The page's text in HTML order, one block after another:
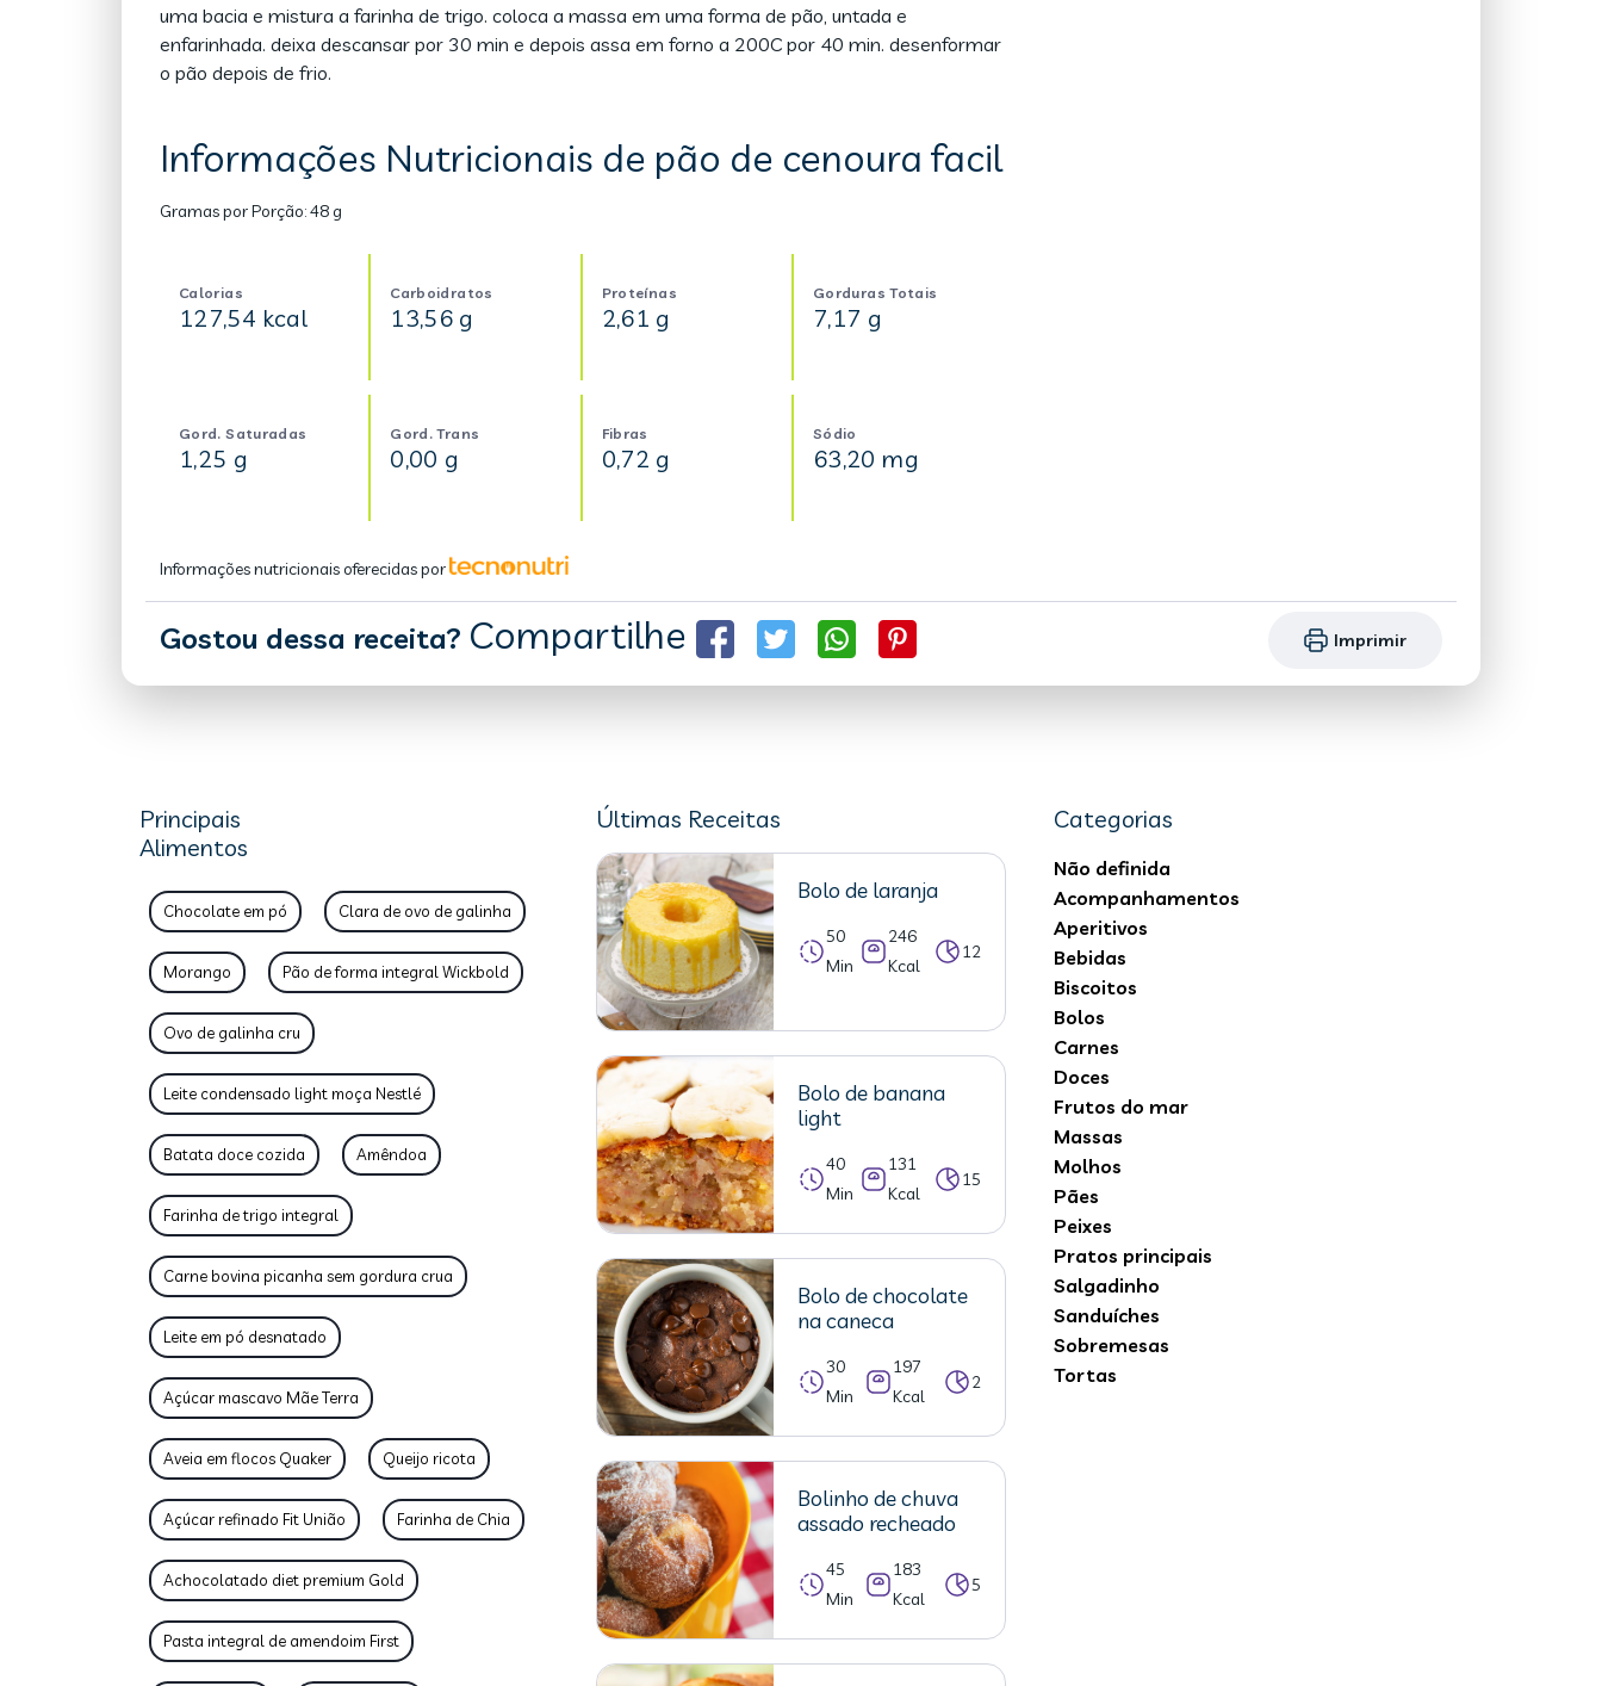
uma bacia e mistura a farinha de trigo. coloca a massa em uma forma de pão, untada e
enfarinhada. deixa descansar por 30 min e depois assa em forno a 200C por 40 min. desenformar
o pão depois de frio.
Informações Nutricionais de pão de cenoura facil
Gramas por Porção:48 g
Calorias
127,54 kcal
Carboidratos
13,56 g
Proteínas
2,61 g
Gorduras Totais
7,17 g
Gord. Saturadas
1,25 g
Gord. Trans
0,00 g
Fibras
0,72 g
Sódio
63,20 mg
Informações nutricionais oferecidas por
Gostou dessa receita? Compartilhe Imprimir
Principais
Alimentos
Chocolate em pó Clara de ovo de galinha
Morango Pão de forma integral Wickbold
Ovo de galinha cru
Leite condensado light moça Nestlé
Batata doce cozida Amêndoa
Farinha de trigo integral
Carne bovina picanha sem gordura crua
Leite em pó desnatado
Açúcar mascavo Mãe Terra
Aveia em flocos Quaker Queijo ricota
Açúcar refinado Fit União Farinha de Chia
Achocolatado diet premium Gold
Pasta integral de amendoim First
Últimas Receitas
Bolo de laranja
50
Min
246
Kcal
12
Bolo de banana
light
40
Min
131
Kcal
15
Bolo de chocolate
na caneca
30
Min
197
Kcal
2
Bolinho de chuva
assado recheado
45
Min
183
Kcal
5
Categorias
Não definida
Acompanhamentos
Aperitivos
Bebidas
Biscoitos
Bolos
Carnes
Doces
Frutos do mar
Massas
Molhos
Pães
Peixes
Pratos principais
Salgadinho
Sanduíches
Sobremesas
Tortas